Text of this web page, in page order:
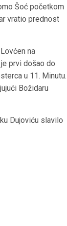
Šoć početkom
vratio prednost
na
prvi došao do
u 11. Minutu.
Božidaru
Dujoviću slavilo